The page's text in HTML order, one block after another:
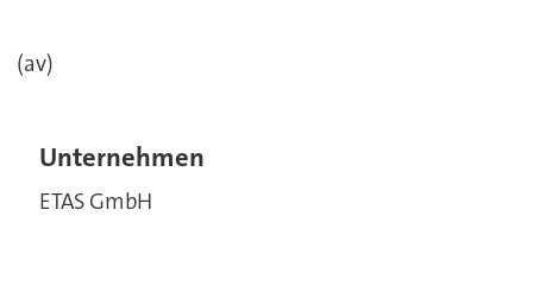
(av)
Unternehmen
ETAS GmbH